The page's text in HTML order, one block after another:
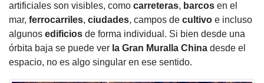
artificiales son visibles, como carreteras, barcos en el
mar, ferrocarriles, ciudades, campos de cultivo e incluso
algunos edificios de forma individual. Si bien desde una
órbita baja se puede ver la Gran Muralla China desde el
espacio, no es algo singular en ese sentido.